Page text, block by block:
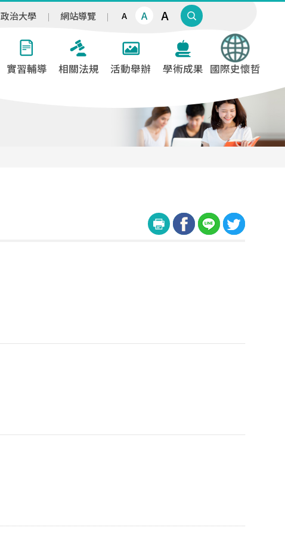
政治大學 網站導覽 A A A
實習輔導 相關法規 活動舉辦 學術成果 國際史懷哲